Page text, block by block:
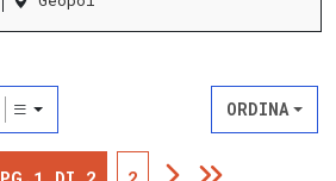
ORDINA